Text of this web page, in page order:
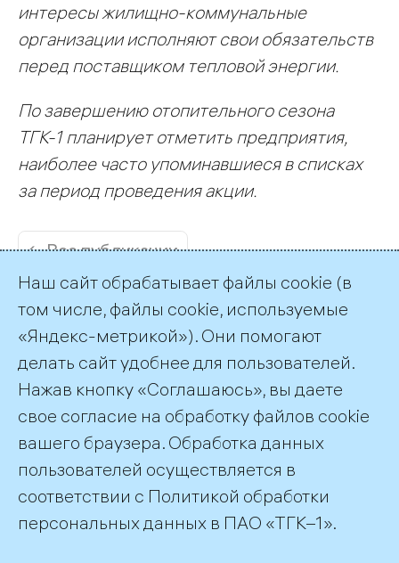
интересы жилищно-коммунальные
организации исполняют свои обязательств
перед поставщиком тепловой энергии.
По завершению отопительного сезона
ТГК-1 планирует отметить предприятия,
наиболее часто упоминавшиеся в списках
за период проведения акции.
← Все публикации
Пресс-служба ТГК-1
press@tgc1.ru
©2026 ПАО «ТГК–1»
Наш сайт обрабатывает файлы cookie (в
том числе, файлы cookie, используемые
«Яндекс-метрикой»). Они помогают
делать сайт удобнее для пользователей.
Нажав кнопку «Соглашаюсь», вы даете
свое согласие на обработку файлов cookie
вашего браузера. Обработка данных
пользователей осуществляется в
соответствии с Политикой обработки
персональных данных в ПАО «ТГК–1».